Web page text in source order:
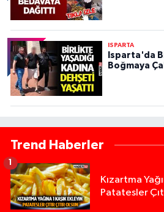
ISPARTA
Isparta'da
Boğmaya
Trend Haberler
Kızartma
Patatesler
1